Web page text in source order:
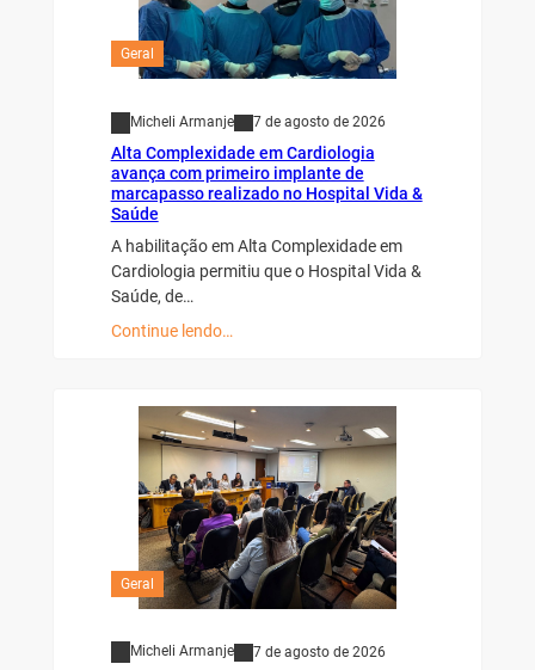
Geral
Micheli Armanje 7 de agosto de 2026
Alta Complexidade em Cardiologia
avança com primeiro implante de
marcapasso realizado no Hospital Vida &
Saúde
A habilitação em Alta Complexidade em
Cardiologia permitiu que o Hospital Vida &
Saúde, de…
Continue lendo…
Geral
Micheli Armanje 7 de agosto de 2026